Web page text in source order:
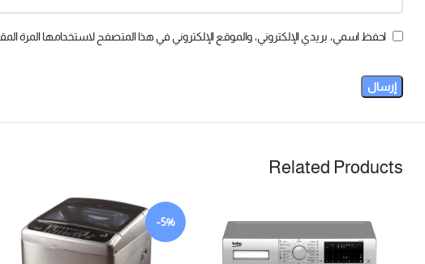
احفظ اسمي، بريدي الإلكتروني، والموقع الإلكتروني في هذا المتصفح لاستخدامها المرة
Related Products
-5%